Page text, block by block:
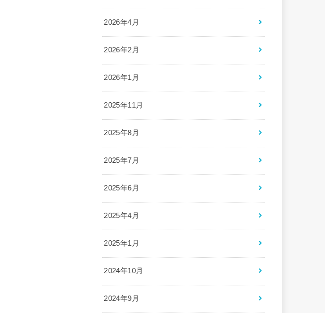
2026年4月
2026年2月
2026年1月
2025年11月
2025年8月
2025年7月
2025年6月
2025年4月
2025年1月
2024年10月
2024年9月